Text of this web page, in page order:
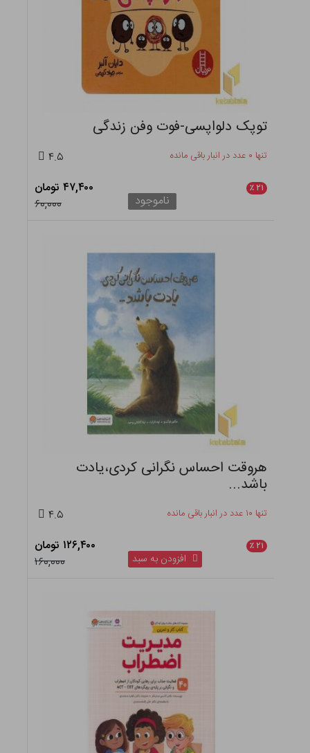
توپک دلواپسی-فوت وفن زندگی
تنها ۰ عدد در انبار باقی مانده ۴.۵
۲۱ ٪
۴۷,۴۰۰ تومان
۶۰,۰۰۰
ناموجود
هروقت احساس نگرانی کردی،یادت
باشد...
تنها ۱۰ عدد در انبار باقی مانده ۴.۵
۲۱ ٪
۱۲۶,۴۰۰ تومان
۱۶۰,۰۰۰
افزودن به سبد